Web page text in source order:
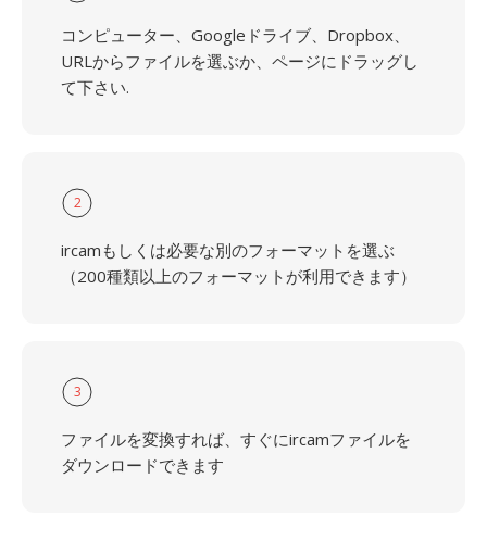
コンピューター、Googleドライブ、Dropbox、
URLからファイルを選ぶか、ページにドラッグし
て下さい.
2
ircamもしくは必要な別のフォーマットを選ぶ
（200種類以上のフォーマットが利用できます）
3
ファイルを変換すれば、すぐにircamファイルを
ダウンロードできます